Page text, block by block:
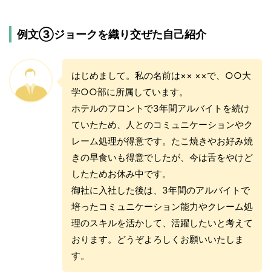
例文③ジョークを織り交ぜた自己紹介
はじめまして。私の名前は×× ××で、○○大
学○○部に所属しています。
ホテルのフロントで3年間アルバイトを続け
ていたため、人とのコミュニケーションやク
レーム処理が得意です。たこ焼きやお好み焼
きの早食いも得意でしたが、今は舌をやけど
したためお休み中です。
御社に入社した後は、3年間のアルバイトで
培ったコミュニケーション能力やクレーム処
理のスキルを活かして、活躍したいと考えて
おります。どうぞよろしくお願いいたしま
す。